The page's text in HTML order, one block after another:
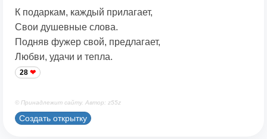
К подаркам, каждый прилагает,
Свои душевные слова.
Подняв фужер свой, предлагает,
Любви, удачи и тепла.
28
© Принадлежит сайту. Автор: z55z
Создать открытку